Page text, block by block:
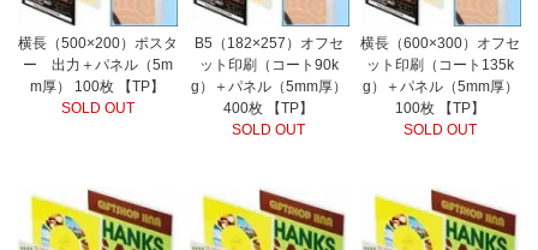
横長（500×200）ポスタ
ー 出力＋パネル（5m
m厚） 100枚 【TP】
SOLD OUT
B5（182×257）オフセ
ット印刷（コート90k
g）＋パネル（5mm厚）
400枚 【TP】
SOLD OUT
横長（600×300）オフセ
ット印刷（コート135k
g）＋パネル（5mm厚）
100枚 【TP】
SOLD OUT